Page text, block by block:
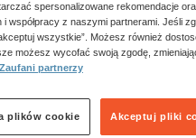
spersonalizowane rekomendacje
współpracy z naszymi partnerami. Jeśli
wszystkie”. Możesz również
możesz wycofać swoją zgodę,
Zaufani partnerzy
Akceptuj pliki
plików cookie